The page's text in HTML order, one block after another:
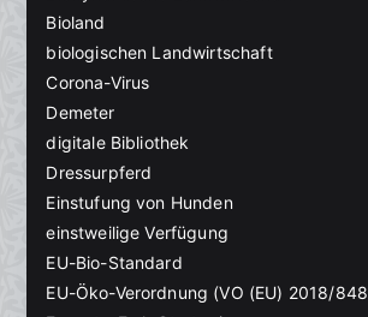
Bioland
biologischen Landwirtschaft
Corona-Virus
Demeter
digitale Bibliothek
Dressurpferd
Einstufung von Hunden
einstweilige Verfügung
EU-Bio-Standard
EU-Öko-Verordnung (VO (EU) 2018/848